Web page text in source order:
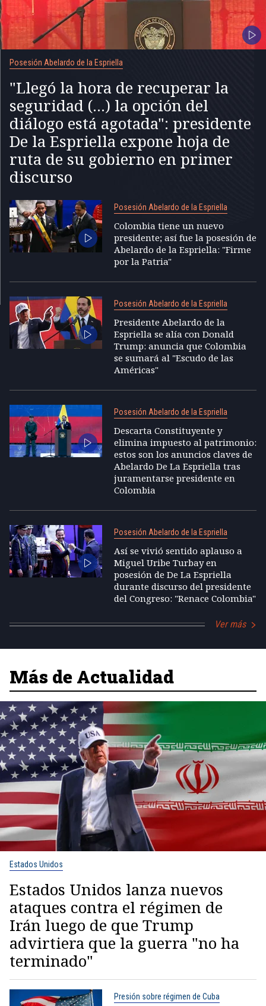
Posesión Abelardo de la Espriella
"Llegó la hora de recuperar la
seguridad (...) la opción del
diálogo está agotada": presidente
De la Espriella expone hoja de
ruta de su gobierno en primer
discurso
Posesión Abelardo de la Espriella
Colombia tiene un nuevo
presidente; así fue la posesión de
Abelardo de la Espriella: "Firme
por la Patria"
Posesión Abelardo de la Espriella
Presidente Abelardo de la
Espriella se alía con Donald
Trump: anuncia que Colombia
se sumará al "Escudo de las
Américas"
Posesión Abelardo de la Espriella
Descarta Constituyente y
elimina impuesto al patrimonio:
estos son los anuncios claves de
Abelardo De La Espriella tras
juramentarse presidente en
Colombia
Posesión Abelardo de la Espriella
Así se vivió sentido aplauso a
Miguel Uribe Turbay en
posesión de De La Espriella
durante discurso del presidente
del Congreso: "Renace Colombia"
Ver más
Más de Actualidad
Estados Unidos
Estados Unidos lanza nuevos
ataques contra el régimen de
Irán luego de que Trump
advirtiera que la guerra "no ha
terminado"
Presión sobre régimen de Cuba